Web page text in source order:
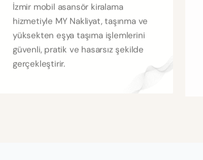
İzmir mobil asansör kiralama
hizmetiyle MY Nakliyat, taşınma ve
yüksekten eşya taşıma işlemlerini
güvenli, pratik ve hasarsız şekilde
gerçekleştirir.